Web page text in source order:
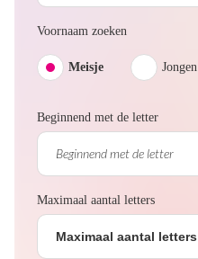
Voornaam zoeken
Meisje Jongen
Beginnend met de letter
Maximaal aantal letters
Maximaal aantal letters